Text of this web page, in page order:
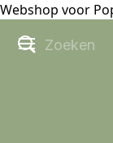
Webshop voor